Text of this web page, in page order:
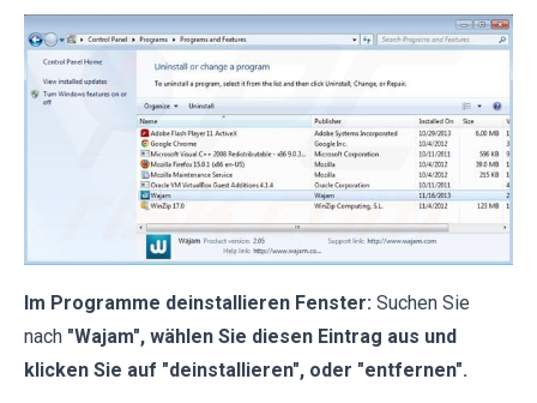
Im Programme deinstallieren Fenster: Suchen Sie
nach "Wajam", wählen Sie diesen Eintrag aus und
klicken Sie auf "deinstallieren", oder "entfernen".